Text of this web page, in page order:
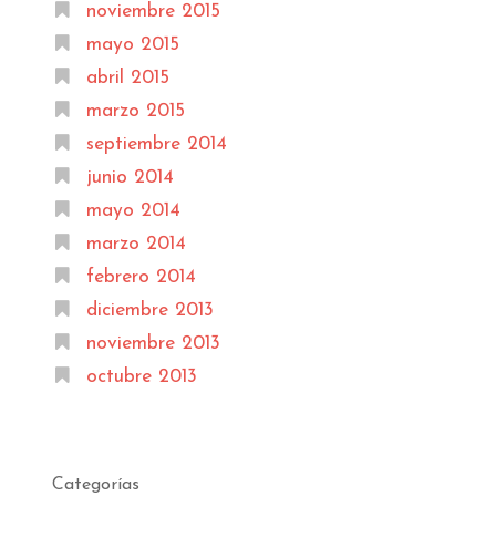
noviembre 2015
mayo 2015
abril 2015
marzo 2015
septiembre 2014
junio 2014
mayo 2014
marzo 2014
febrero 2014
diciembre 2013
noviembre 2013
octubre 2013
Categorías